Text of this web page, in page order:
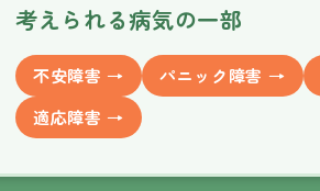
考えられる病気の一部
不安障害 → パニック障害 →
適応障害 →